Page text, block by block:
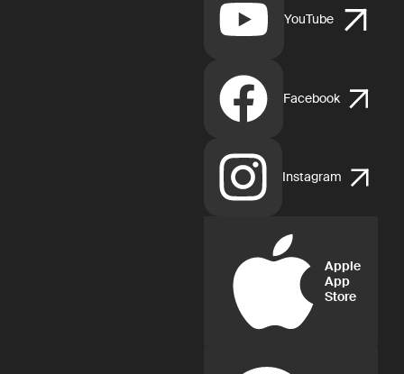
YouTube
Facebook
Instagram
Apple
App
Store